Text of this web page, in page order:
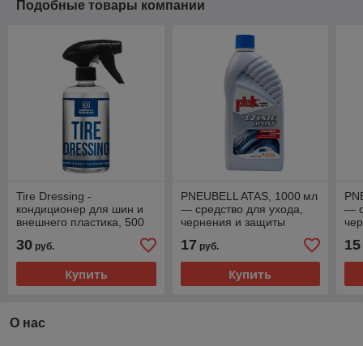
Подобные товары компании
Tire Dressing -
кондиционер для шин и
внешнего пластика, 500
Russian
30 руб.
Купить
PNEUBELL ATAS, 1000 мл
— средство для ухода,
чернения и защиты
17 руб.
Купить
—
15
О нас